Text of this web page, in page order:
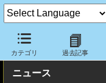
カテゴリ 過去記事
クラウド Watch トピック
ニュース